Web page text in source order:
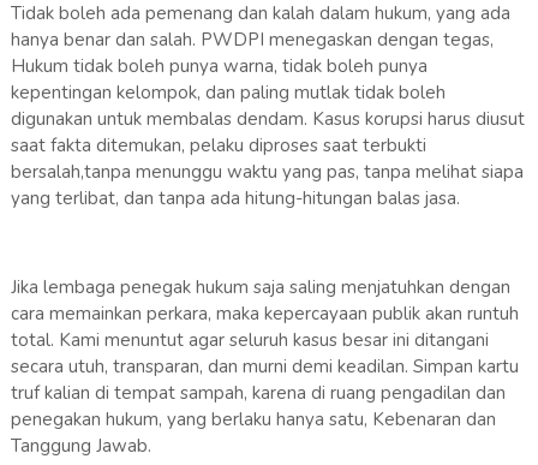
Tidak boleh ada pemenang dan kalah dalam hukum, yang ada
hanya benar dan salah. PWDPI menegaskan dengan tegas,
Hukum tidak boleh punya warna, tidak boleh punya
kepentingan kelompok, dan paling mutlak tidak boleh
digunakan untuk membalas dendam. Kasus korupsi harus diusut
saat fakta ditemukan, pelaku diproses saat terbukti
bersalah,tanpa menunggu waktu yang pas, tanpa melihat siapa
yang terlibat, dan tanpa ada hitung-hitungan balas jasa.
Jika lembaga penegak hukum saja saling menjatuhkan dengan
cara memainkan perkara, maka kepercayaan publik akan runtuh
total. Kami menuntut agar seluruh kasus besar ini ditangani
secara utuh, transparan, dan murni demi keadilan. Simpan kartu
truf kalian di tempat sampah, karena di ruang pengadilan dan
penegakan hukum, yang berlaku hanya satu, Kebenaran dan
Tanggung Jawab.